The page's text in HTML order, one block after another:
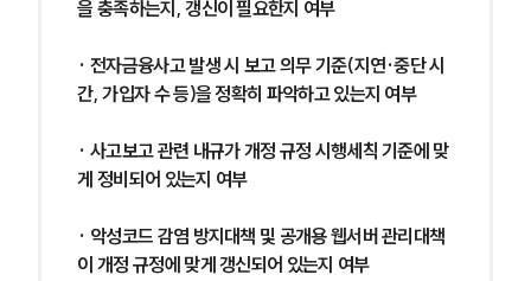
법률정보
고객후기
업무분야
전체
을 충족하는지, 갱신이 필요한지 여부
· 전자금융사고 발생 시 보고 의무 기준(지연·중단 시
간, 가입자 수 등)을 정확히 파악하고 있는지 여부
· 사고보고 관련 내규가 개정 규정 시행세칙 기준에 맞
게 정비되어 있는지 여부
· 악성코드 감염 방지대책 및 공개용 웹서버 관리대책
이 개정 규정에 맞게 갱신되어 있는지 여부